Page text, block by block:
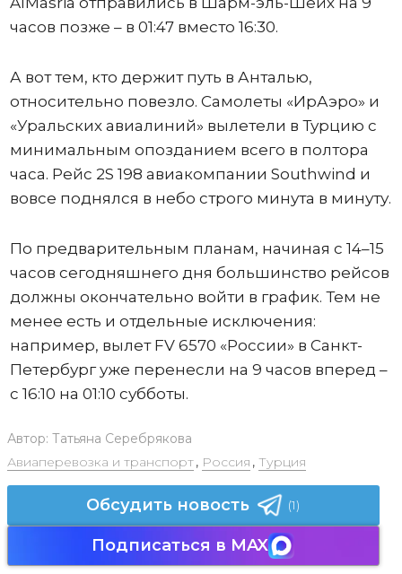
часов позже – в 01:47 вместо 16:30.
А вот тем, кто держит путь в Анталью,
относительно повезло. Самолеты «ИрАэро» и
«Уральских авиалиний» вылетели в Турцию с
минимальным опозданием всего в полтора
часа. Рейс 2S 198 авиакомпании Southwind и
вовсе поднялся в небо строго минута в минуту.
По предварительным планам, начиная с 14–15
часов сегодняшнего дня большинство рейсов
должны окончательно войти в график. Тем не
менее есть и отдельные исключения:
например, вылет FV 6570 «России» в Санкт-
Петербург уже перенесли на 9 часов вперед –
с 16:10 на 01:10 субботы.
Автор: Татьяна Серебрякова
Авиаперевозка и транспорт, Россия , Турция
Обсудить новость (1)
Подписаться в MAX